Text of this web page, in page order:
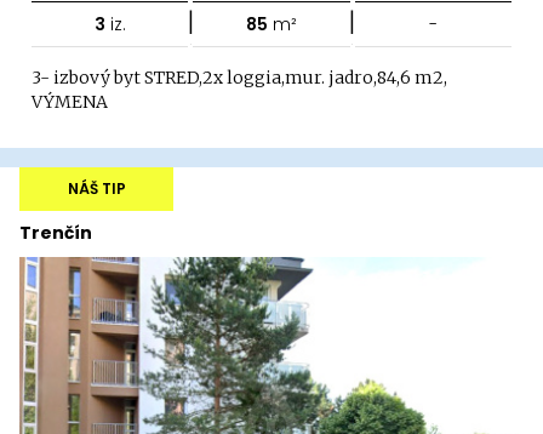
3 iz. | 85 m² | -
3- izbový byt STRED,2x loggia,mur. jadro,84,6 m2,
VÝMENA
Trenčín
NÁŠ TIP